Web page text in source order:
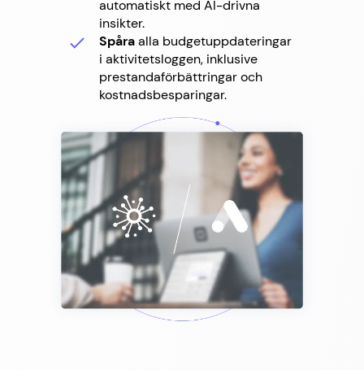
automatiskt med AI-drivna
insikter.
Spåraalla budgetuppdateringar
i aktivitetsloggen, inklusive
prestandaförbättringar och
kostnadsbesparingar.